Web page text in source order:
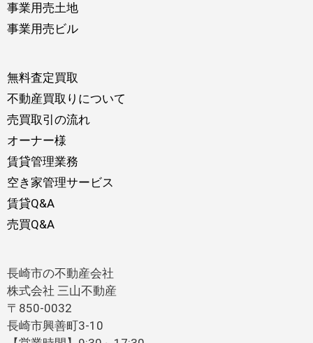
事業用売土地
事業用売ビル
無料査定買取
不動産買取りについて
売買取引の流れ
オーナー様
賃貸管理業務
空き家管理サービス
賃貸Q&A
売買Q&A
長崎市の不動産会社
株式会社 三山不動産
〒850-0032
長崎市興善町3-10